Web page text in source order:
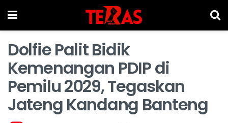
Dolfie Palit Bidik
Kemenangan PDIP di
Pemilu 2029, Tegaskan
Jateng Kandang Banteng